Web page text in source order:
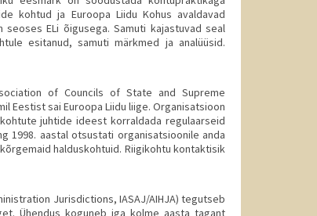
kohtud ja Euroopa Liidu Kohus avaldavad
ELi õigusega. Samuti kajastuvad seal
esitanud, samuti märkmed ja analüüsid.
of Councils of State and Supreme
Eestist sai Euroopa Liidu liige. Organisatsioon
juhtide ideest korraldada regulaarseid
1998. aastal otsustati organisatsioonile anda
halduskohtuid. Riigikohtu kontaktisik
Jurisdictions, IASAJ/AIHJA) tegutseb
Ühendus koguneb iga kolme aasta tagant